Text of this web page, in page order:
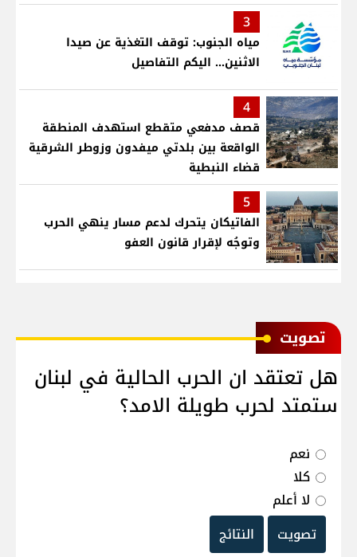
3
مياه الجنوب: توقف التغذية عن صيدا
الاثنين... اليكم التفاصيل
4
قصف مدفعي متقطع استهدف المنطقة
الواقعة بين بلدتي ميفدون وزوطر الشرقية
قضاء النبطية
5
الفاتيكان يتحرك لدعم مسار ينهي الحرب
وتوجُه لإقرار قانون العفو
ﺗﺼﻮﻳﺖ
هل تعتقد ان الحرب الحالية في لبنان
ستمتد لحرب طويلة الامد؟
نعم
كلا
لا أعلم
تصويت
النتائج